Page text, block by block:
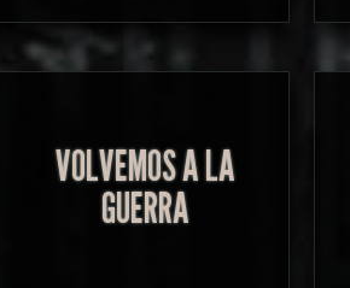
VOLVEMOS A LA
GUERRA